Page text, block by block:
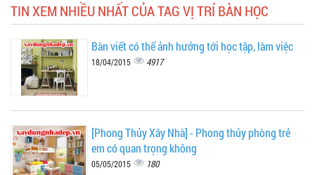
TIN XEM NHIỀU NHẤT CỦA TAG VỊ TRÍ BÀN HỌC
Bàn viết có thể ảnh hưởng tới học tập, làm việc
18/04/2015 4917
[Phong Thủy Xây Nhà] - Phong thủy phòng trẻ
em có quan trọng không
05/05/2015 180